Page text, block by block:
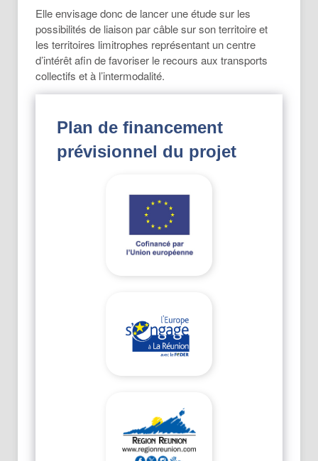
Elle envisage donc de lancer une étude sur les
possibilités de liaison par câble sur son territoire et
les territoires limitrophes représentant un centre
d’intérêt afin de favoriser le recours aux transports
collectifs et à l’intermodalité.
Plan de financement
prévisionnel du projet